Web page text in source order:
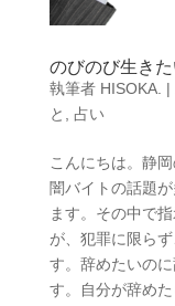
のびのび生きた
執筆者 HISOKA. |
と
占い
こんにちは。静
闇バイトの話題
ます。その中で
が、犯罪に限ら
す。辞めたいの
す。自分が辞め